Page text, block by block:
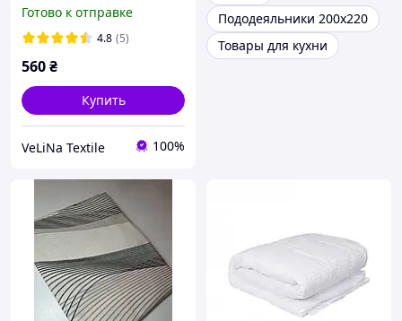
Готово к отправке
4.8 (5)
560₴
Купить
VeLiNa Textile 100%
Пододеяльники 200х220
Товары для кухни